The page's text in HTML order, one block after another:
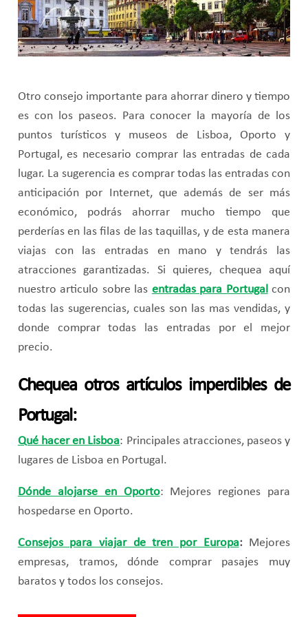
Otro consejo importante para ahorrar dinero y tiempo
es con los paseos. Para conocer la mayoría de los
puntos turísticos y museos de Lisboa, Oporto y
Portugal, es necesario comprar las entradas de cada
lugar. La sugerencia es comprar todas las entradas con
anticipación por Internet, que además de ser más
económico, podrás ahorrar mucho tiempo que
perderías en las filas de las taquillas, y de esta manera
viajas con las entradas en mano y tendrás las
atracciones garantizadas. Si quieres, chequea aquí
nuestro articulo sobre las entradas para Portugalcon
todas las sugerencias, cuales son las mas vendidas, y
donde comprar todas las entradas por el mejor
precio.
Chequea otros artículos imperdibles de
Portugal:
Qué hacer en Lisboa: Principales atracciones, paseos y
lugares de Lisboa en Portugal.
Dónde alojarse en Oporto: Mejores regiones para
hospedarse en Oporto.
Consejos para viajar de tren por Europa:Mejores
empresas, tramos, dónde comprar pasajes muy
baratos y todos los consejos.